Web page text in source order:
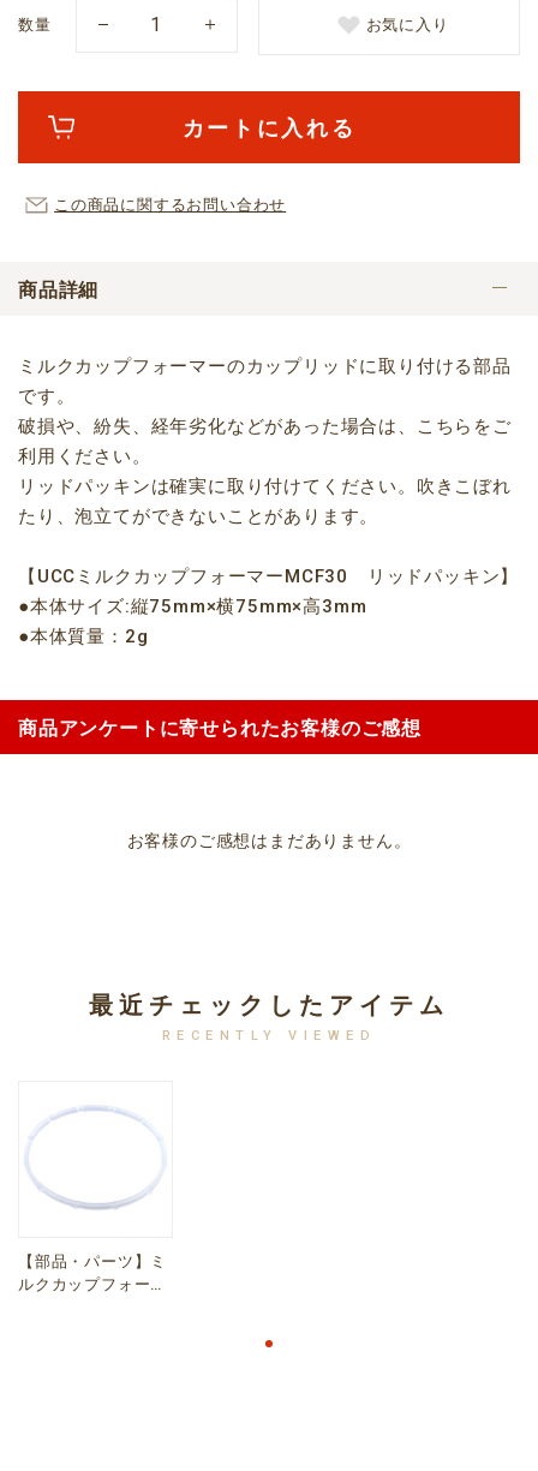
数量 お気に入り
カートに入れる
この商品に関するお問い合わせ
商品詳細
ミルクカップフォーマーのカップリッドに取り付ける部品
です。
破損や、紛失、経年劣化などがあった場合は、こちらをご
利用ください。
リッドパッキンは確実に取り付けてください。吹きこぼれ
たり、泡立てができないことがあります。
【UCCミルクカップフォーマーMCF30 リッドパッキン】
●本体サイズ:縦75mm×横75mm×高3mm
●本体質量：2g
商品アンケートに寄せられたお客様のご感想
お客様のご感想はまだありません。
最近チェックしたアイテム
RECENTLY VIEWED
【部品・パーツ】ミ
ルクカップフォーマ